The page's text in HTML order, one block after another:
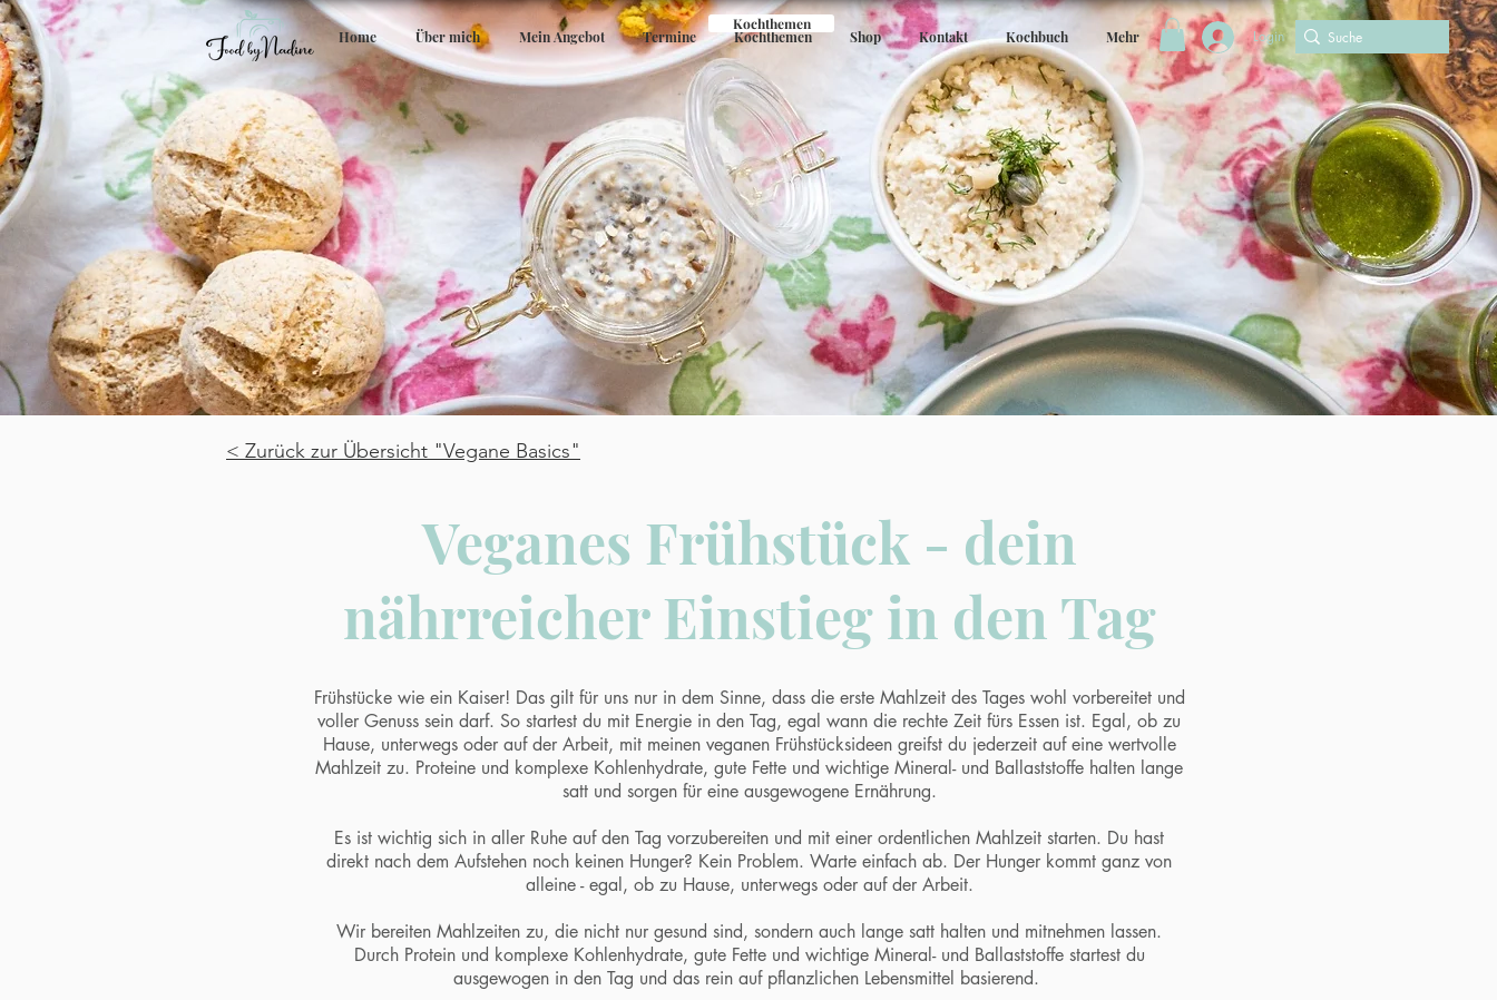
Home Über mich Mein Angebot Termine Kochthemen Shop Kontakt Kochbuch Mehr
Kochthemen
Login
< Zurück zur Übersicht "Vegane Basics"
Veganes Frühstück - dein
nährreicher Einstieg in den Tag
Frühstücke wie ein Kaiser! Das gilt für uns nur in dem Sinne, dass die erste Mahlzeit des Tages wohl vorbereitet und
voller Genuss sein darf. So startest du mit Energie in den Tag, egal wann die rechte Zeit fürs Essen ist. Egal, ob zu
Hause, unterwegs oder auf der Arbeit, mit meinen veganen Frühstücksideen greifst du jederzeit auf eine wertvolle
Mahlzeit zu. Proteine und komplexe Kohlenhydrate, gute Fette und wichtige Mineral- und Ballaststoffe halten lange
satt und sorgen für eine ausgewogene Ernährung.
Es ist wichtig sich in aller Ruhe auf den Tag vorzubereiten und mit einer ordentlichen Mahlzeit starten. Du hast
direkt nach dem Aufstehen noch keinen Hunger? Kein Problem. Warte einfach ab. Der Hunger kommt ganz von
alleine - egal, ob zu Hause, unterwegs oder auf der Arbeit.
Wir bereiten Mahlzeiten zu, die nicht nur gesund sind, sondern auch lange satt halten und mitnehmen lassen.
Durch Protein und komplexe Kohlenhydrate, gute Fette und wichtige Mineral- und Ballaststoffe startest du
ausgewogen in den Tag und das rein auf pflanzlichen Lebensmittel basierend.